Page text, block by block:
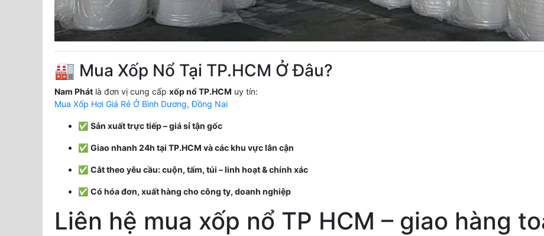
🏭 Mua Xốp Nổ Tại TP.HCM Ở Đâu?
Nam Phát là đơn vị cung cấp xốp nổ TP.HCM uy tín:
Mua Xốp Hơi Giá Rẻ Ở Bình Dương, Đồng Nai
✅ Sản xuất trực tiếp – giá sỉ tận gốc
✅ Giao nhanh 24h tại TP.HCM và các khu vực lân cận
✅ Cắt theo yêu cầu: cuộn, tấm, túi – linh hoạt & chính xác
✅ Có hóa đơn, xuất hàng cho công ty, doanh nghiệp
Liên hệ mua xốp nổ TP HCM – giao hàng